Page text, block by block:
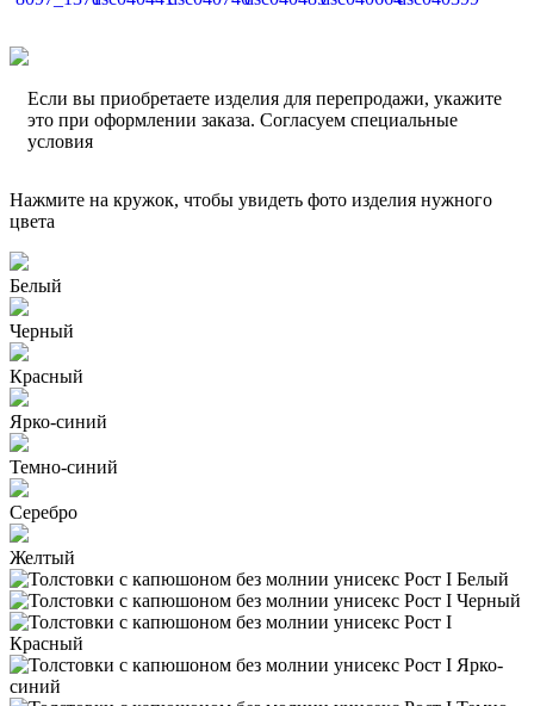
Если вы приобретаете изделия для перепродажи, укажите
это при оформлении заказа. Согласуем специальные
условия
Нажмите на кружок, чтобы увидеть фото изделия нужного
цвета
Белый
Черный
Красный
Ярко-синий
Темно-синий
Серебро
Желтый